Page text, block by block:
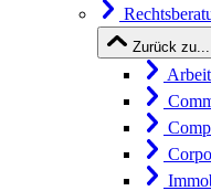
Zurück zu...